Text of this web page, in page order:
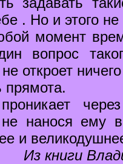
. Но и этого не
момент
вопрос
откроет
прямота.
не нанося ему
и
Из книги